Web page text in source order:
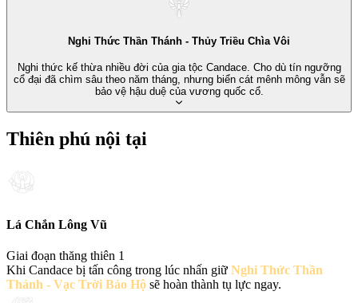
Nghi Thức Thần Thánh - Thủy Triều Chìa Vôi
Nghi thức kế thừa nhiều đời của gia tộc Candace. Cho dù tín ngưỡng
cổ đại đã chìm sâu theo năm tháng, nhưng biển cát mênh mông vẫn sẽ
bảo vệ hậu duệ của vương quốc cổ.
Thiên phú nội tại
Lá Chắn Lông Vũ
Giai đoạn thăng thiên 1
Khi Candace bị tấn công trong lúc nhấn giữ Nghi Thức Thần
Thánh - Vạc Trời Bảo Hộ sẽ hoàn thành tụ lực ngay.